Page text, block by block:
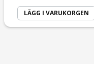
LÄGG I VARUKORGEN